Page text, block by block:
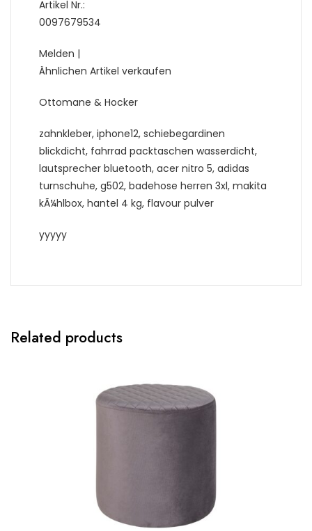
Artikel Nr.:
0097679534
Melden |
Ähnlichen Artikel verkaufen
Ottomane & Hocker
zahnkleber, iphone12, schiebegardinen
blickdicht, fahrrad packtaschen wasserdicht,
lautsprecher bluetooth, acer nitro 5, adidas
turnschuhe, g502, badehose herren 3xl, makita
kÃ¼hlbox, hantel 4 kg, flavour pulver
yyyyy
Related products